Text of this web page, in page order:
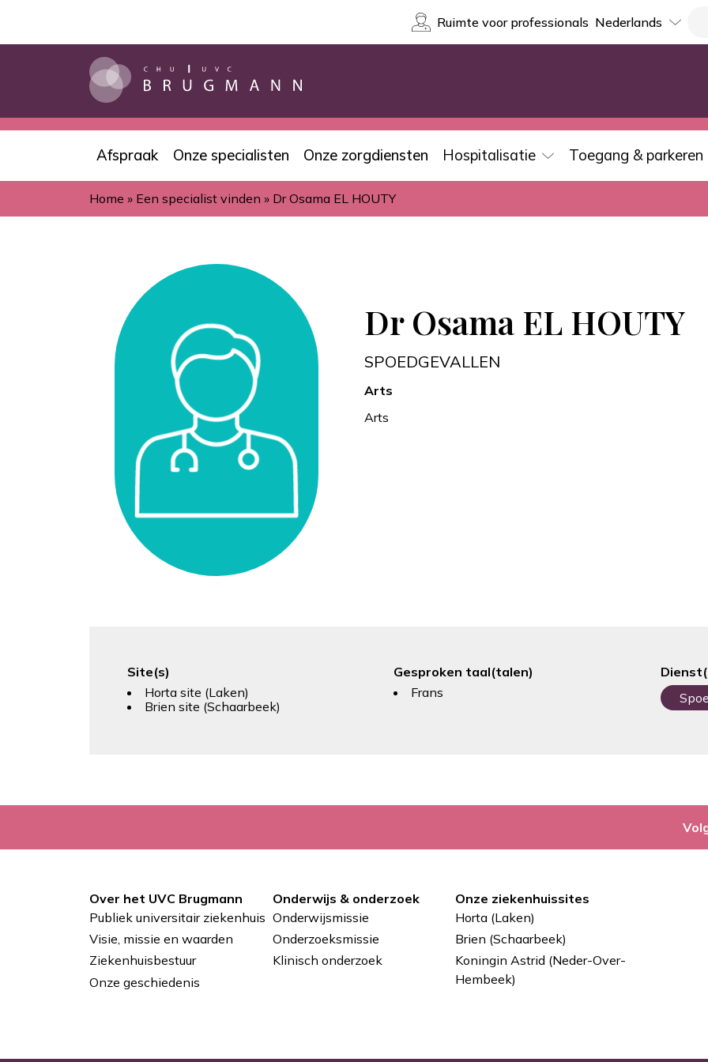
Ruimte voor professionals
Select
your
language
Navigation
principale
Afspraak Onze specialisten Onze zorgdiensten Hospitalisatie Toegang & parkeren
Kruimelpad
Home Een specialist vinden Dr Osama EL HOUTY
Dr Osama EL HOUTY
SPOEDGEVALLEN
Arts
Arts
Site(s)
Horta site (Laken)
Brien site (Schaarbeek)
Gesproken taal(talen)
Frans
Pied
de
page
Over het UVC Brugmann
Publiek universitair ziekenhuis
Visie, missie en waarden
Ziekenhuisbestuur
Onze geschiedenis
Onderwijs & onderzoek
Onderwijsmissie
Onderzoeksmissie
Klinisch onderzoek
Onze ziekenhuissites
Horta (Laken)
Brien (Schaarbeek)
Koningin Astrid (Neder-Over-
Hembeek)